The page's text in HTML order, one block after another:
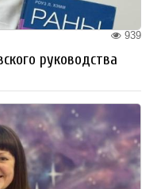
939
руководства